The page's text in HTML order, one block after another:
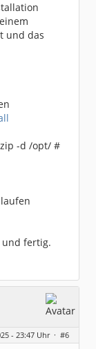
und das
-d /opt/ #
und fertig.
- 23:47 Uhr · #6